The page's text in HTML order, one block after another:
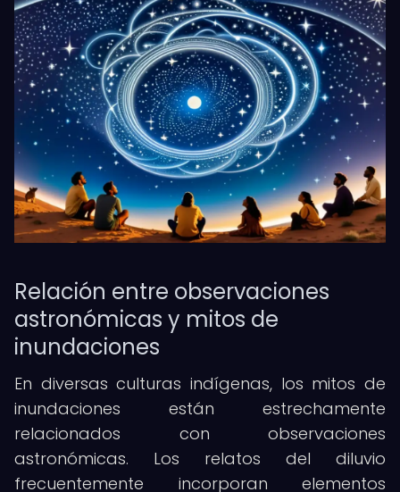
Relación entre observaciones
astronómicas y mitos de
inundaciones
En diversas culturas indígenas, los mitos de
inundaciones están estrechamente
relacionados con observaciones
astronómicas. Los relatos del diluvio
frecuentemente incorporan elementos